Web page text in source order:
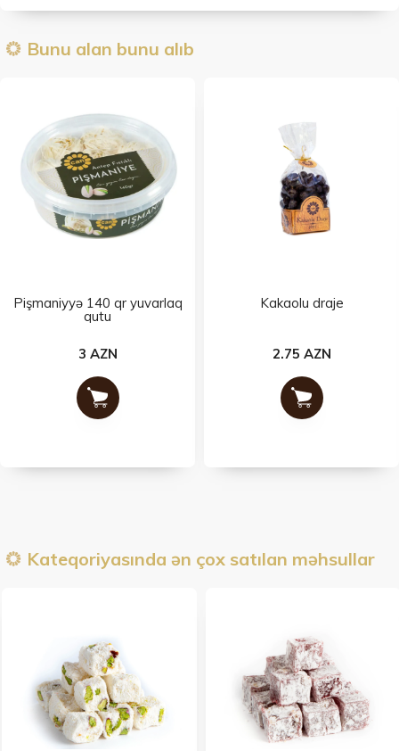
Bunu alan bunu alıb
Pişmaniyyə 140 qr yuvarlaq
qutu
3 AZN
Kakaolu draje
2.75 AZN
Kateqoriyasında ən çox satılan məhsullar